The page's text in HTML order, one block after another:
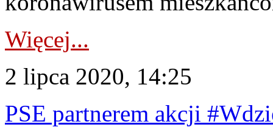
Więcej...
2 lipca 2020, 14:25
PSE partnerem akcji